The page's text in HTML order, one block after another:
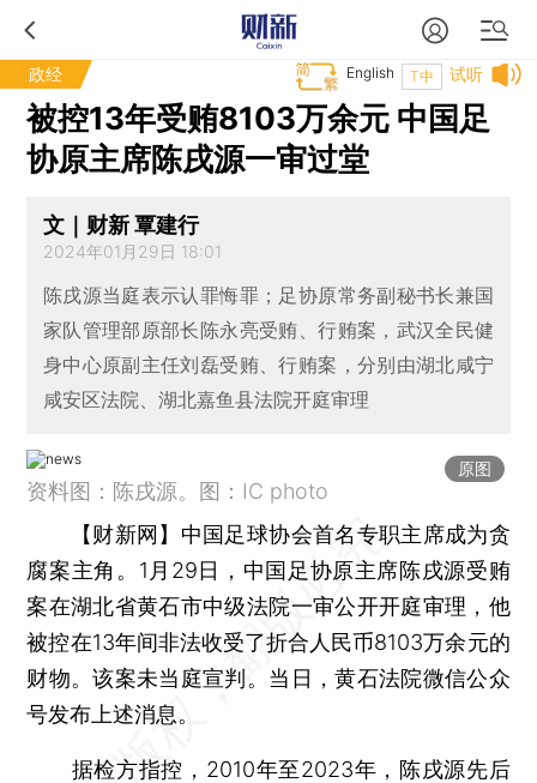
政经 试听
T中
English
被控13年受贿8103万余元 中国足
协原主席陈戌源一审过堂
文｜财新 覃建行
2024年01月29日 18:01
陈戌源当庭表示认罪悔罪；足协原常务副秘书长兼国
家队管理部原部长陈永亮受贿、行贿案，武汉全民健
身中心原副主任刘磊受贿、行贿案，分别由湖北咸宁
咸安区法院、湖北嘉鱼县法院开庭审理
原图
资料图：陈戌源。图：IC photo
【财新网】 中国足球协会首名专职主席成为贪
腐案主角。1月29日，中国足协原主席陈戌源受贿
案在湖北省黄石市中级法院一审公开开庭审理，他
被控在13年间非法收受了折合人民币8103万余元的
财物。该案未当庭宣判。当日，黄石法院微信公众
号发布上述消息。
据检方指控，2010年至2023年，陈戌源先后